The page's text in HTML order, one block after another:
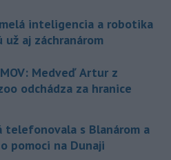
inteligencia a robotika
už aj záchranárom
Medveď Artur z
odchádza za hranice
telefonovala s Blanárom a
pomoci na Dunaji